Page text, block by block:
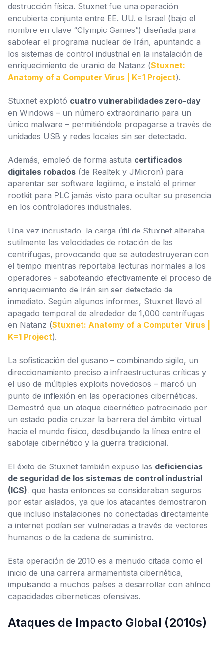
destrucción física. Stuxnet fue una operación
encubierta conjunta entre EE. UU. e Israel (bajo el
nombre en clave “Olympic Games”) diseñada para
sabotear el programa nuclear de Irán, apuntando a
los sistemas de control industrial en la instalación de
enriquecimiento de uranio de Natanz (Stuxnet:
Anatomy of a Computer Virus | K=1 Project).
Stuxnet explotó cuatro vulnerabilidades zero-day
en Windows – un número extraordinario para un
único malware – permitiéndole propagarse a través de
unidades USB y redes locales sin ser detectado.
Además, empleó de forma astuta certificados
digitales robados (de Realtek y JMicron) para
aparentar ser software legítimo, e instaló el primer
rootkit para PLC jamás visto para ocultar su presencia
en los controladores industriales.
Una vez incrustado, la carga útil de Stuxnet alteraba
sutilmente las velocidades de rotación de las
centrífugas, provocando que se autodestruyeran con
el tiempo mientras reportaba lecturas normales a los
operadores – saboteando efectivamente el proceso de
enriquecimiento de Irán sin ser detectado de
inmediato. Según algunos informes, Stuxnet llevó al
apagado temporal de alrededor de 1,000 centrífugas
en Natanz (Stuxnet: Anatomy of a Computer Virus |
K=1 Project).
La sofisticación del gusano – combinando sigilo, un
direccionamiento preciso a infraestructuras críticas y
el uso de múltiples exploits novedosos – marcó un
punto de inflexión en las operaciones cibernéticas.
Demostró que un ataque cibernético patrocinado por
un estado podía cruzar la barrera del ámbito virtual
hacia el mundo físico, desdibujando la línea entre el
sabotaje cibernético y la guerra tradicional.
El éxito de Stuxnet también expuso las deficiencias
de seguridad de los sistemas de control industrial
(ICS), que hasta entonces se consideraban seguros
por estar aislados, ya que los atacantes demostraron
que incluso instalaciones no conectadas directamente
a internet podían ser vulneradas a través de vectores
humanos o de la cadena de suministro.
Esta operación de 2010 es a menudo citada como el
inicio de una carrera armamentista cibernética,
impulsando a muchos países a desarrollar con ahínco
capacidades cibernéticas ofensivas.
Ataques de Impacto Global (2010s)